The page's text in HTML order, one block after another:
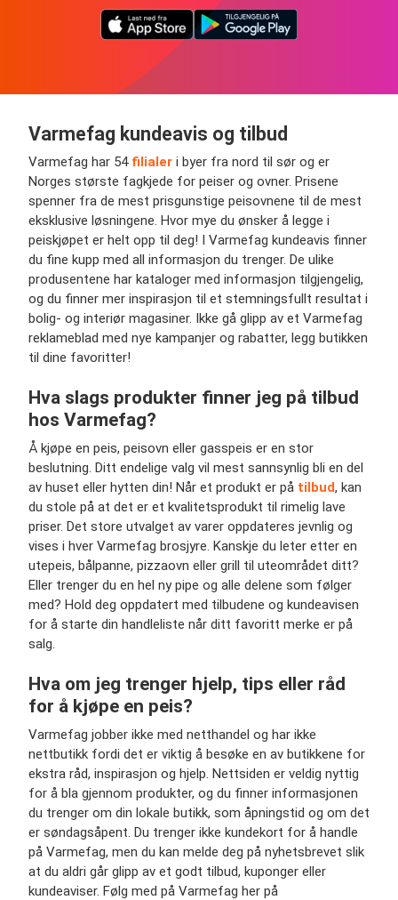
Varmefag kundeavis og tilbud
Varmefag har 54 filialer i byer fra nord til sør og er
Norges største fagkjede for peiser og ovner. Prisene
spenner fra de mest prisgunstige peisovnene til de mest
eksklusive løsningene. Hvor mye du ønsker å legge i
peiskjøpet er helt opp til deg! I Varmefag kundeavis finner
du fine kupp med all informasjon du trenger. De ulike
produsentene har kataloger med informasjon tilgjengelig,
og du finner mer inspirasjon til et stemningsfullt resultat i
bolig- og interiør magasiner. Ikke gå glipp av et Varmefag
reklameblad med nye kampanjer og rabatter, legg butikken
til dine favoritter!
Hva slags produkter finner jeg på tilbud
hos Varmefag?
Å kjøpe en peis, peisovn eller gasspeis er en stor
beslutning. Ditt endelige valg vil mest sannsynlig bli en del
av huset eller hytten din! Når et produkt er på tilbud, kan
du stole på at det er et kvalitetsprodukt til rimelig lave
priser. Det store utvalget av varer oppdateres jevnlig og
vises i hver Varmefag brosjyre. Kanskje du leter etter en
utepeis, bålpanne, pizzaovn eller grill til uteområdet ditt?
Eller trenger du en hel ny pipe og alle delene som følger
med? Hold deg oppdatert med tilbudene og kundeavisen
for å starte din handleliste når ditt favoritt merke er på
salg.
Hva om jeg trenger hjelp, tips eller råd
for å kjøpe en peis?
Varmefag jobber ikke med netthandel og har ikke
nettbutikk fordi det er viktig å besøke en av butikkene for
ekstra råd, inspirasjon og hjelp. Nettsiden er veldig nyttig
for å bla gjennom produkter, og du finner informasjonen
du trenger om din lokale butikk, som åpningstid og om det
er søndagsåpent. Du trenger ikke kundekort for å handle
på Varmefag, men du kan melde deg på nyhetsbrevet slik
at du aldri går glipp av et godt tilbud, kuponger eller
kundeaviser. Følg med på Varmefag her på